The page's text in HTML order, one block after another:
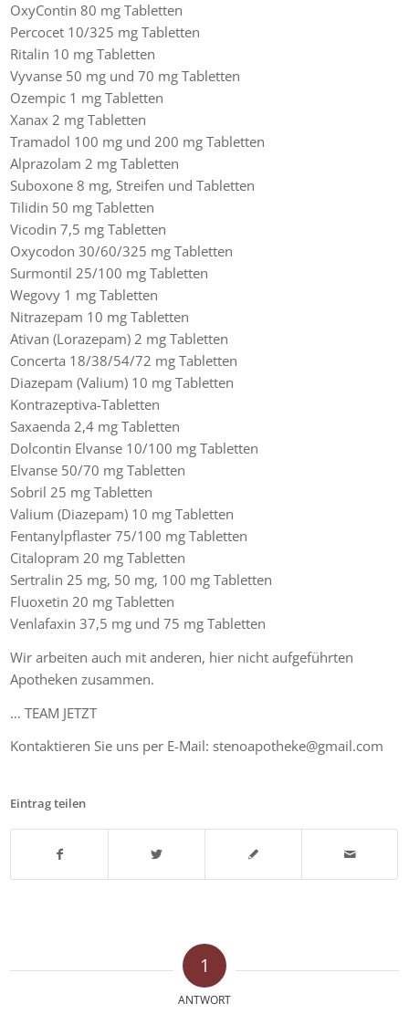
OxyContin 80 mg Tabletten
Percocet 10/325 mg Tabletten
Ritalin 10 mg Tabletten
Vyvanse 50 mg und 70 mg Tabletten
Ozempic 1 mg Tabletten
Xanax 2 mg Tabletten
Tramadol 100 mg und 200 mg Tabletten
Alprazolam 2 mg Tabletten
Suboxone 8 mg, Streifen und Tabletten
Tilidin 50 mg Tabletten
Vicodin 7,5 mg Tabletten
Oxycodon 30/60/325 mg Tabletten
Surmontil 25/100 mg Tabletten
Wegovy 1 mg Tabletten
Nitrazepam 10 mg Tabletten
Ativan (Lorazepam) 2 mg Tabletten
Concerta 18/38/54/72 mg Tabletten
Diazepam (Valium) 10 mg Tabletten
Kontrazeptiva-Tabletten
Saxaenda 2,4 mg Tabletten
Dolcontin Elvanse 10/100 mg Tabletten
Elvanse 50/70 mg Tabletten
Sobril 25 mg Tabletten
Valium (Diazepam) 10 mg Tabletten
Fentanylpflaster 75/100 mg Tabletten
Citalopram 20 mg Tabletten
Sertralin 25 mg, 50 mg, 100 mg Tabletten
Fluoxetin 20 mg Tabletten
Venlafaxin 37,5 mg und 75 mg Tabletten
Wir arbeiten auch mit anderen, hier nicht aufgeführten
Apotheken zusammen.
… TEAM JETZT
Kontaktieren Sie uns per E-Mail: stenoapotheke@gmail.com
Eintrag teilen
1
ANTWORT